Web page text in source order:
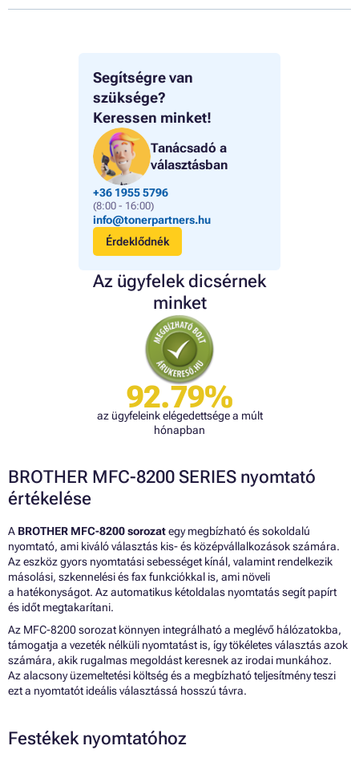
Segítségre van
szüksége?
Keressen minket!
Tanácsadó a
választásban
+36 1955 5796
(8:00 - 16:00)
info@tonerpartners.hu
Érdeklődnék
Az ügyfelek dicsérnek
minket
92.79%
az ügyfeleink elégedettsége a múlt
hónapban
BROTHER MFC-8200 SERIES nyomtató
értékelése
A BROTHER MFC-8200 sorozategy megbízható és sokoldalú
nyomtató, ami kiváló választás kis- és középvállalkozások számára.
Az eszköz gyors nyomtatási sebességet kínál, valamint rendelkezik
másolási, szkennelési és fax funkciókkal is, ami növeli
a hatékonyságot. Az automatikus kétoldalas nyomtatás segít papírt
és időt megtakarítani.
Az MFC-8200 sorozat könnyen integrálható a meglévő hálózatokba,
támogatja a vezeték nélküli nyomtatást is, így tökéletes választás azok
számára, akik rugalmas megoldást keresnek az irodai munkához.
Az alacsony üzemeltetési költség és a megbízható teljesítmény teszi
ezt a nyomtatót ideális választássá hosszú távra.
Festékek nyomtatóhoz